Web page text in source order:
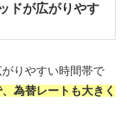
ドが広がりやす
りやすい時間帯で
為替レートも大きく